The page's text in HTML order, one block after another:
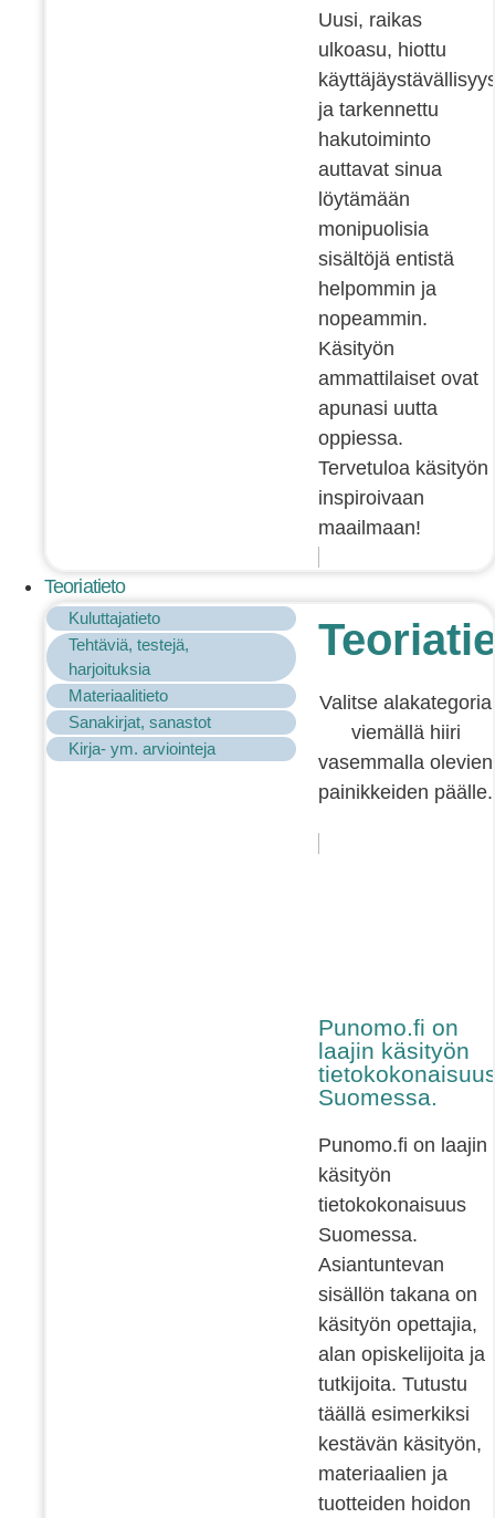
Uusi, raikas
ulkoasu, hiottu
ja tarkennettu
hakutoiminto
auttavat sinua
löytämään
monipuolisia
sisältöjä entistä
helpommin ja
nopeammin.
Käsityön
ammattilaiset ovat
apunasi uutta
oppiessa.
Tervetuloa käsityön
inspiroivaan
maailmaan!
Teoriatieto
Kuluttajatieto
Tehtäviä, testejä,
harjoituksia
Materiaalitieto
Sanakirjat, sanastot
Kirja- ym. arviointeja
Valitse alakategoria
viemällä hiiri
vasemmalla olevien
painikkeiden päälle.
Punomo.fi on
laajin käsityön
Suomessa.
Punomo.fi on laajin
käsityön
tietokokonaisuus
Suomessa.
Asiantuntevan
sisällön takana on
käsityön opettajia,
alan opiskelijoita ja
tutkijoita. Tutustu
täällä esimerkiksi
kestävän käsityön,
materiaalien ja
tuotteiden hoidon